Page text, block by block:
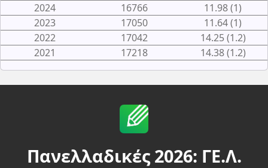
2024
16766
11.98 (1)
2023
17050
11.64 (1)
2022
17042
14.25 (1.2)
2021
17218 14.38 (1.2)
Πανελλαδικές 2026: ΓΕ.Λ.